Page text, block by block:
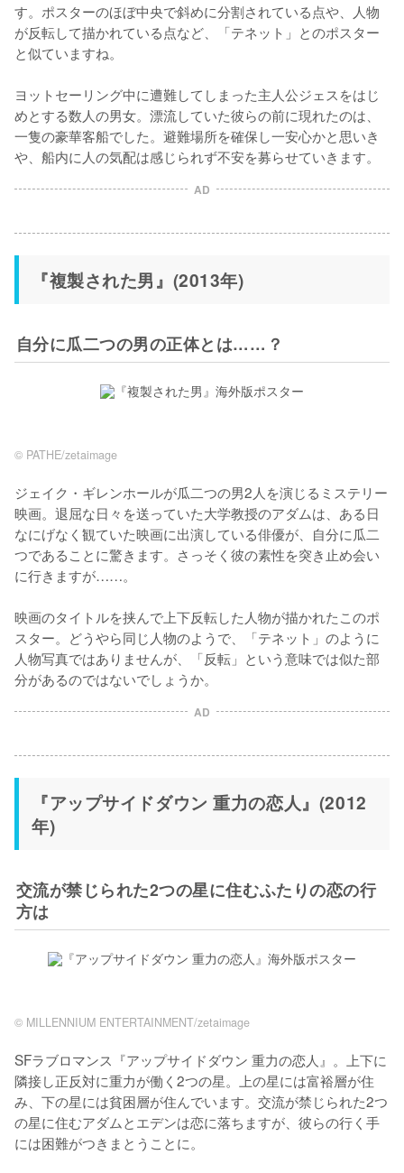
す。ポスターのほぼ中央で斜めに分割されている点や、人物
が反転して描かれている点など、「テネット」とのポスター
と似ていますね。
ヨットセーリング中に遭難してしまった主人公ジェスをはじ
めとする数人の男女。漂流していた彼らの前に現れたのは、
一隻の豪華客船でした。避難場所を確保し一安心かと思いき
や、船内に人の気配は感じられず不安を募らせていきます。
AD
『複製された男』(2013年)
自分に瓜二つの男の正体とは……？
©︎ PATHE/zetaimage
ジェイク・ギレンホールが瓜二つの男2人を演じるミステリー
映画。退屈な日々を送っていた大学教授のアダムは、ある日
なにげなく観ていた映画に出演している俳優が、自分に瓜二
つであることに驚きます。さっそく彼の素性を突き止め会い
に行きますが……。
映画のタイトルを挟んで上下反転した人物が描かれたこのポ
スター。どうやら同じ人物のようで、「テネット」のように
人物写真ではありませんが、「反転」という意味では似た部
分があるのではないでしょうか。
AD
『アップサイドダウン 重力の恋人』(2012
年)
交流が禁じられた2つの星に住むふたりの恋の行
方は
©︎ MILLENNIUM ENTERTAINMENT/zetaimage
SFラブロマンス『アップサイドダウン 重力の恋人』。上下に
隣接し正反対に重力が働く2つの星。上の星には富裕層が住
み、下の星には貧困層が住んでいます。交流が禁じられた2つ
の星に住むアダムとエデンは恋に落ちますが、彼らの行く手
には困難がつきまとうことに。